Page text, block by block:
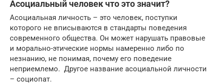
Асоциальный человек что это значит?
Асоциальная личность – это человек, поступки
которого не вписываются в стандарты поведения
современного общества. Он может нарушать правовые
и морально-этические нормы намеренно либо по
незнанию, не понимая, почему его поведение
неприемлемо. Другое название асоциальной личности
– социопат.